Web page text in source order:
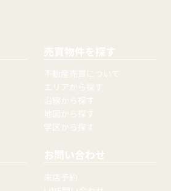
売買物件を探す
不動産売買について
エリアから探す
沿線から探す
地図から探す
学区から探す
お問い合わせ
来店予約